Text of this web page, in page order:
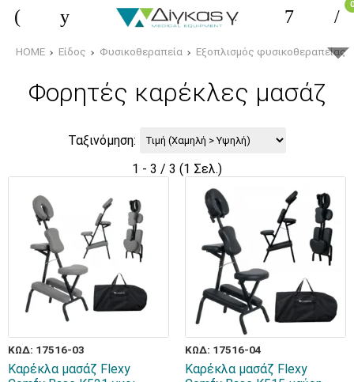
0
HOME Είδος Φυσικοθεραπεία Εξοπλισμός φυσικοθεραπείας
Φορητές καρέκλες μασάζ
Ταξινόμηση:
1 - 3 / 3 (1 Σελ.)
ΚΩΔ: 17516-03
Καρέκλα μασάζ Flexy
ΚΩΔ: 17516-04
Καρέκλα μασάζ Flexy